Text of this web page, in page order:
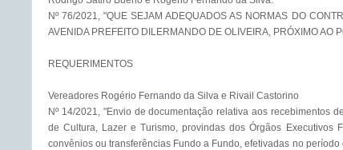
Nº 76/2021, "QUE SEJAM ADEQUADOS AS NORMAS DO
AVENIDA PREFEITO DILERMANDO DE OLIVEIRA, PRÓXIMO AO
REQUERIMENTOS
Vereadores Rogério Fernando da Silva e Rivail Castorino
Nº 14/2021, "Envio de documentação relativa aos recebimentos
de Cultura, Lazer e Turismo, provindas dos Órgãos Executivos
convênios ou transferências Fundo a Fundo, efetivadas no